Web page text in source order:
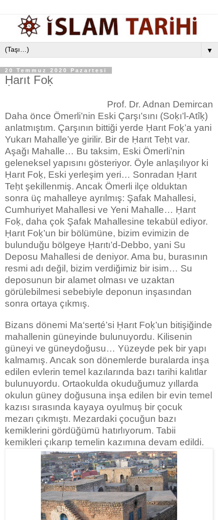
▼
20 Temmuz 2020 Pazartesi
Ḥarıt Foḳ
Prof. Dr. Adnan Demircan
Daha önce Ömerli’nin Eski Çarşı’sını (Soḳı’l-Atîḳ)
anlatmıştım. Çarşının bittiği yerde Ḥarıt Foḳ’a yani
Yukarı Mahalle’ye girilir. Bir de Ḥarıt Teḥt var.
Aşağı Mahalle… Bu taksim, Eski Ömerli’nin
geleneksel yapısını gösteriyor. Öyle anlaşılıyor ki
Ḥarıt Foḳ, Eski yerleşim yeri… Sonradan Ḥarıt
Teḥt şekillenmiş. Ancak Ömerli ilçe olduktan
sonra üç mahalleye ayrılmış: Şafak Mahallesi,
Cumhuriyet Mahallesi ve Yeni Mahalle… Ḥarıt
Foḳ, daha çok Şafak Mahallesine tekabül ediyor.
Ḥarıt Foḳ’un bir bölümüne, bizim evimizin de
bulunduğu bölgeye Ḥarıtı’d-Debbo, yani Su
Deposu Mahallesi de deniyor. Ama bu, burasının
resmi adı değil, bizim verdiğimiz bir isim… Su
deposunun bir alamet olması ve uzaktan
görülebilmesi sebebiyle deponun inşasından
sonra ortaya çıkmış.
Bizans dönemi Ma‘serté’si Ḥarıt Foḳ’un bitişiğinde
mahallenin güneyinde bulunuyordu. Kilisenin
güneyi ve güneydoğusu… Yüzeyde pek bir yapı
kalmamış. Ancak son dönemlerde buralarda inşa
edilen evlerin temel kazılarında bazı tarihi kalıtlar
bulunuyordu. Ortaokulda okuduğumuz yıllarda
okulun güney doğusuna inşa edilen bir evin temel
kazısı sırasında kayaya oyulmuş bir çocuk
mezarı çıkmıştı. Mezardaki çocuğun bazı
kemiklerini gördüğümü hatırlıyorum. Tabii
kemikleri çıkarıp temelin kazımına devam edildi.